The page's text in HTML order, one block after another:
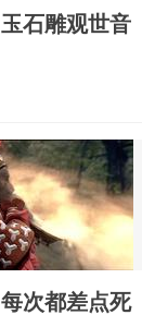
石雕观世音
次都差点死